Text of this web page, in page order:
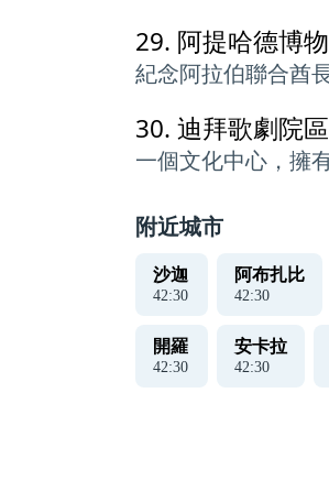
29. 阿提哈德博
紀念阿拉伯聯合酋
30. 迪拜歌劇院區
一個文化中心，擁
附近城市
沙迦
42:31
阿布扎比
42:31
開羅
42:31
安卡拉
42:31